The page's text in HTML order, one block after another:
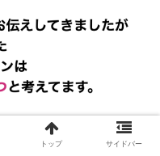
トップ サイドバー